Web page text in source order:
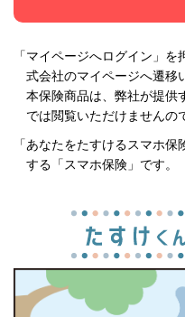
「マイページへログイン」
式会社のマイページへ遷移
本保険商品は、弊社が提供
では閲覧いただけませんの
「あなたをたすけるスマホ
する「スマホ保険」です。